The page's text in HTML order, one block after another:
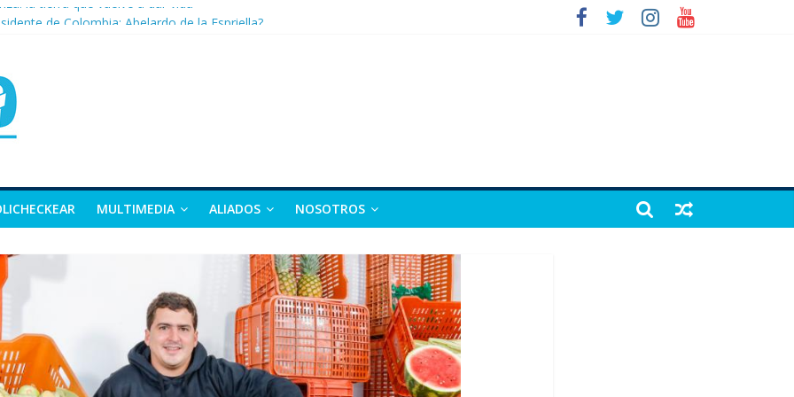
la tierra que vuelve a dar vida
exvicepresidente y figura clave de la política colombiana
y Nariño deja 21 muertos y más de 50 heridos
MULTIMEDIA ALIADOS NOSOTROS